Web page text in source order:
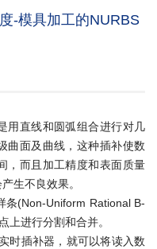
-模具加工的NURBS
直线和圆弧组合进行对几
曲面及曲线，这种插补使数
，而且加工精度和表面质量
生不良效果。
(Non-Uniform Rational B-
上进行分割和合并。
插补器，就可以将读入数